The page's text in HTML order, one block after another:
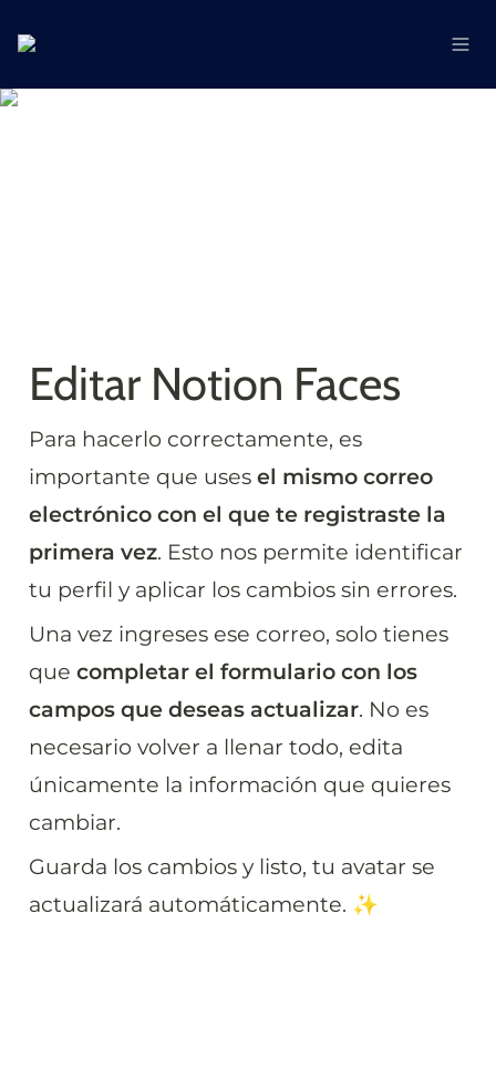
Editar Notion Faces
Para hacerlo correctamente, es
importante que uses el mismo correo
electrónico con el que te registraste la
primera vez. Esto nos permite identificar
tu perfil y aplicar los cambios sin errores.
Una vez ingreses ese correo, solo tienes
que completar el formulario con los
campos que deseas actualizar. No es
necesario volver a llenar todo, edita
únicamente la información que quieres
cambiar.
Guarda los cambios y listo, tu avatar se
actualizará automáticamente. ✨